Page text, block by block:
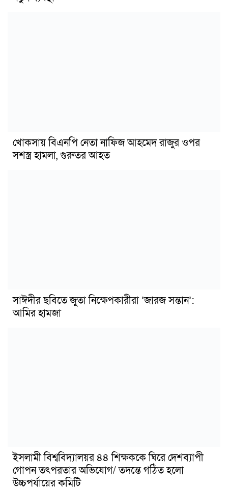
খোকসায় বিএনপি নেতা নাফিজ আহমেদ রাজুর ওপর
সশস্ত্র হামলা, গুরুতর আহত
সাঈদীর ছবিতে জুতা নিক্ষেপকারীরা ‘জারজ সন্তান’:
আমির হামজা
ইসলামী বিশ্ববিদ্যালয়র ৪৪ শিক্ষককে ঘিরে দেশব্যাপী
গোপন তৎপরতার অভিযোগ/ তদন্তে গঠিত হলো
উচ্চপর্যায়ের কমিটি